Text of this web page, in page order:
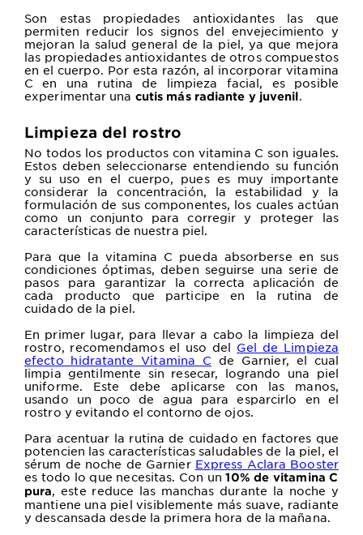
Son estas propiedades antioxidantes las que
permiten reducir los signos del envejecimiento y
mejoran la salud general de la piel, ya que mejora
las propiedades antioxidantes de otros compuestos
en el cuerpo. Por esta razón, al incorporar vitamina
C en una rutina de limpieza facial, es posible
experimentar una cutis más radiante y juvenil.
Limpieza del rostro
No todos los productos con vitamina C son iguales.
Estos deben seleccionarse entendiendo su función
y su uso en el cuerpo, pues es muy importante
considerar la concentración, la estabilidad y la
formulación de sus componentes, los cuales actúan
como un conjunto para corregir y proteger las
características de nuestra piel.
Para que la vitamina C pueda absorberse en sus
condiciones óptimas, deben seguirse una serie de
pasos para garantizar la correcta aplicación de
cada producto que participe en la rutina de
cuidado de la piel.
En primer lugar, para llevar a cabo la limpieza del
rostro, recomendamos el uso del Gel de Limpieza
efecto hidratante Vitamina C de Garnier, el cual
limpiagentilmente sin resecar, logrando una piel
uniforme. Este debe aplicarse con las manos,
usando un poco de agua para esparcirlo en el
rostro y evitando el contorno de ojos.
Para acentuar la rutina de cuidado en factores que
potencien las características saludables de la piel, el
sérum de noche de Garnier Express Aclara Booster
es todo lo que necesitas. Con un10% de vitamina C
pura, este reduce las manchas durante la noche y
mantiene una piel visiblemente más suave, radiante
y descansada desde la primera hora de la mañana.